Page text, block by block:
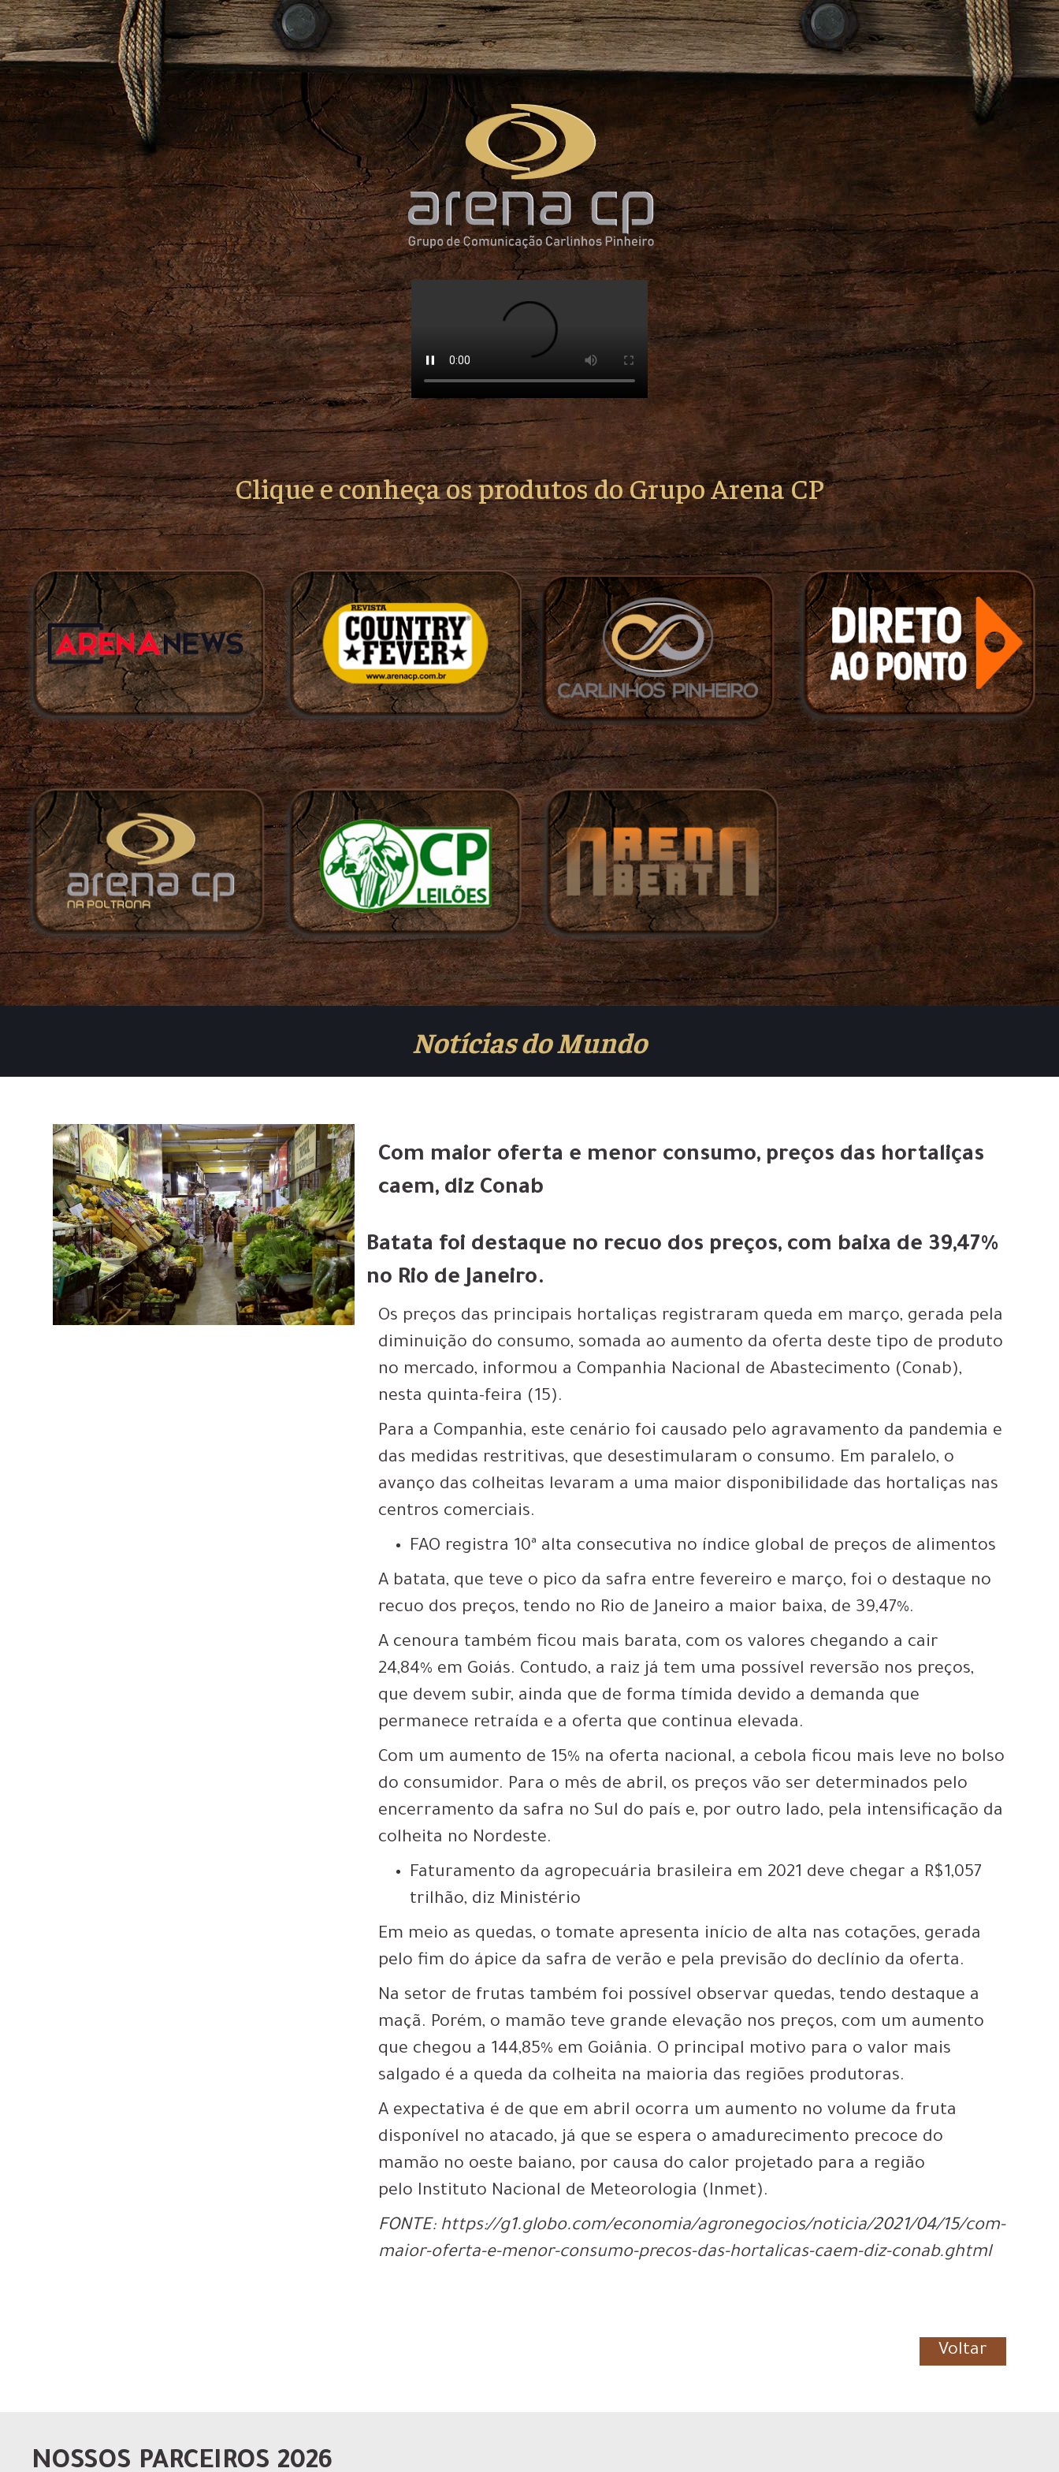
Clique e conheça os produtos do Grupo Arena CP
Notícias do Mundo
Com maior oferta e menor consumo, preços das hortaliças
caem, diz Conab
Batata foi destaque no recuo dos preços, com baixa de 39,47%
no Rio de Janeiro.
Os preços das principais hortaliças registraram queda em março, gerada pela
diminuição do consumo, somada ao aumento da oferta deste tipo de produto
no mercado, informou a Companhia Nacional de Abastecimento (Conab),
nesta quinta-feira (15).
Para a Companhia, este cenário foi causado pelo agravamento da pandemia e
das medidas restritivas, que desestimularam o consumo. Em paralelo, o
avanço das colheitas levaram a uma maior disponibilidade das hortaliças nas
centros comerciais.
FAO registra 10ª alta consecutiva no índice global de preços de alimentos
A batata, que teve o pico da safra entre fevereiro e março, foi o destaque no
recuo dos preços, tendo no Rio de Janeiro a maior baixa, de 39,47%.
A cenoura também ficou mais barata, com os valores chegando a cair
24,84% em Goiás. Contudo, a raiz já tem uma possível reversão nos preços,
que devem subir, ainda que de forma tímida devido a demanda que
permanece retraída e a oferta que continua elevada.
Com um aumento de 15% na oferta nacional, a cebola ficou mais leve no bolso
do consumidor. Para o mês de abril, os preços vão ser determinados pelo
encerramento da safra no Sul do país e, por outro lado, pela intensificação da
colheita no Nordeste.
Faturamento da agropecuária brasileira em 2021 deve chegar a R$1,057
trilhão, diz Ministério
Em meio as quedas, o tomate apresenta início de alta nas cotações, gerada
pelo fim do ápice da safra de verão e pela previsão do declínio da oferta.
Na setor de frutas também foi possível observar quedas, tendo destaque a
maçã. Porém, o mamão teve grande elevação nos preços, com um aumento
que chegou a 144,85% em Goiânia. O principal motivo para o valor mais
salgado é a queda da colheita na maioria das regiões produtoras.
A expectativa é de que em abril ocorra um aumento no volume da fruta
disponível no atacado, já que se espera o amadurecimento precoce do
mamão no oeste baiano, por causa do calor projetado para a região
pelo Instituto Nacional de Meteorologia (Inmet).
FONTE: https://g1.globo.com/economia/agronegocios/noticia/2021/04/15/com-
maior-oferta-e-menor-consumo-precos-das-hortalicas-caem-diz-conab.ghtml
Voltar
NOSSOS PARCEIROS 2026